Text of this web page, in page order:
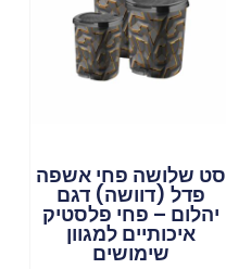
סט שלושה פחי אשפה
פדל (דוושה) דגם
יהלום – פחי פלסטיק
איכותיים למגוון
שימושים